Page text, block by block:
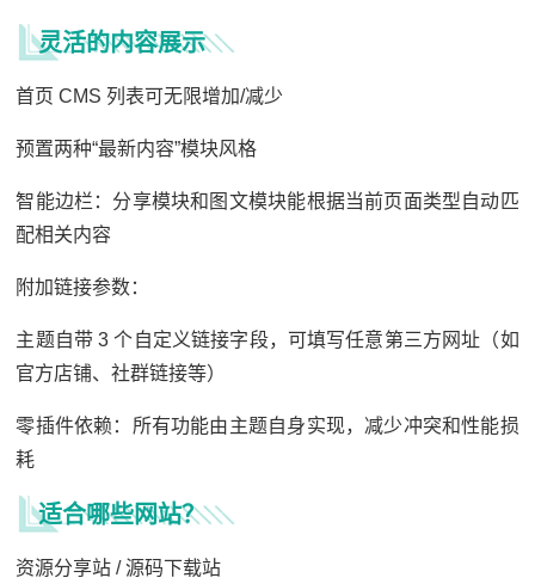
灵活的内容展示
首页 CMS 列表可无限增加/减少
预置两种“最新内容”模块风格
智能边栏：分享模块和图文模块能根据当前页面类型自动匹
配相关内容
附加链接参数：
主题自带 3 个自定义链接字段，可填写任意第三方网址（如
官方店铺、社群链接等）
零插件依赖：所有功能由主题自身实现，减少冲突和性能损
耗
适合哪些网站？
资源分享站 / 源码下载站